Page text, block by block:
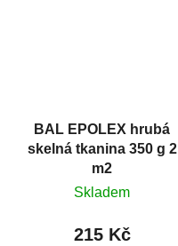
BAL EPOLEX hrubá
skelná tkanina 350 g 2
m2
Skladem
215 Kč